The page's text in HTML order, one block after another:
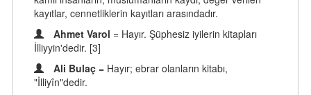
kayıtlar, cennetliklerin kayıtları arasındadır.
Ahmet Varol = Hayır. Şüphesiz iyilerin kitapları
İlliyyin'dedir. [3]
Ali Bulaç = Hayır; ebrar olanların kitabı,
"İlliyîn"dedir.